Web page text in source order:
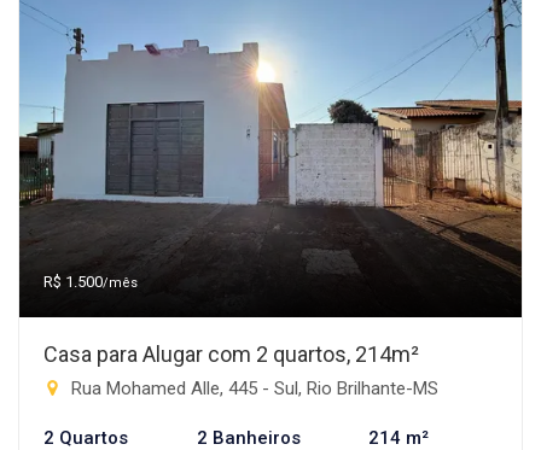
R$ 1.500/mês
Casa para Alugar com 2 quartos, 214m²
Rua Mohamed Alle, 445 - Sul, Rio Brilhante-MS
2 Quartos 2 Banheiros 214 m²